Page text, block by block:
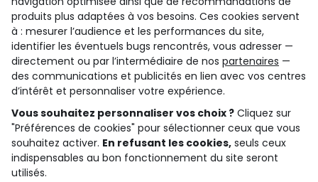
qui sommes-nous ?
besoin d'aide ?
le club fidélité
notre catalogue
Conditions générales de ventes et d'utilisation
Conditions d’utilisation des réseaux sociaux
Politique de confidentialité
produits plus adaptées à vos besoins. Ces cookies servent
à : mesurer l’audience et les performances du site,
identifier les éventuels bugs rencontrés, vous adresser —
directement ou par l’intermédiaire de nos partenaires —
des communications et publicités en lien avec vos centres
d’intérêt et personnaliser votre expérience.
Vous souhaitez personnaliser vos choix ? Cliquez sur
"Préférences de cookies" pour sélectionner ceux que vous
souhaitez activer. En refusant les cookies, seuls ceux
indispensables au bon fonctionnement du site seront
utilisés.